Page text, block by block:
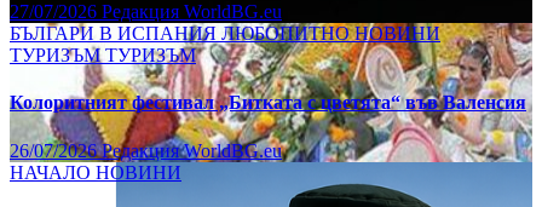
27/07/2026 Редакция WorldBG.eu
БЪЛГАРИ В ИСПАНИЯ ЛЮБОПИТНОНОВИНИ
ТУРИЗЪМТУРИЗЪМ
Колоритният фестивал „Битката с цветята“ във Валенсия
26/07/2026Редакция WorldBG.eu
НАЧАЛО НОВИНИ